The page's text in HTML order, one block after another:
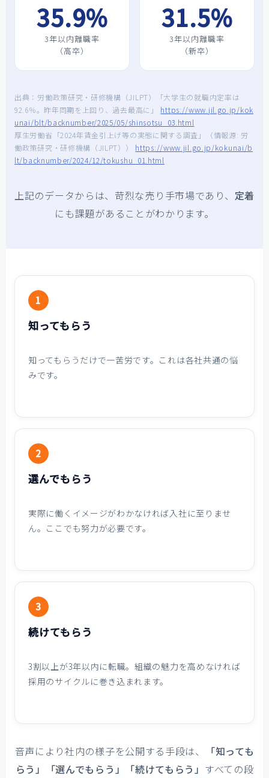
35.9%
3年以内離職率
（高卒）
31.5%
3年以内離職率
（新卒）
出典：労働政策研究・研修機構（JILPT）「大学生の就職内定率は
92.6％。昨年同期を上回り、過去最高に」 https://www.jil.go.jp/kok
unai/blt/backnumber/2025/05/shinsotsu_03.html
厚生労働省「2024年賃金引上げ等の実態に関する調査」（情報源: 労
働政策研究・研修機構（JILPT）） https://www.jil.go.jp/kokunai/b
lt/backnumber/2024/12/tokushu_01.html
上記のデータからは、苛烈な売り手市場であり、 定着
にも課題があることがわかります。
1
知ってもらう
知ってもらうだけで一苦労です。これは各社共通の悩
みです。
2
選んでもらう
実際に働くイメージがわかなければ入社に至りませ
ん。ここでも努力が必要です。
3
続けてもらう
3割以上が3年以内に転職。組織の魅力を高めなければ
採用のサイクルに巻き込まれます。
音声により社内の様子を公開する手段は、
「知っても
らう」「選んでもらう」「続けてもらう」 すべての段